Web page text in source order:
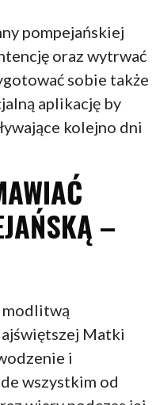
pompejańskiej
oraz wytrwać
sobie także
aplikację by
kolejno dni
–
modlitwą
Matki
i
wszystkim od